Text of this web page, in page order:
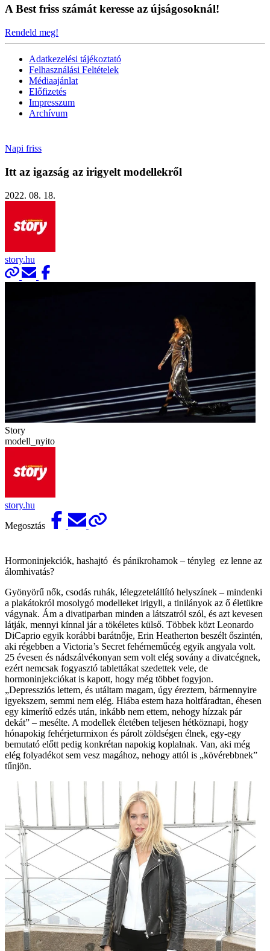
A Best friss számát keresse az újságosoknál!
Rendeld meg!
Adatkezelési tájékoztató
Felhasználási Feltételek
Médiaajánlat
Előfizetés
Impresszum
Archívum
Napi friss
Itt az igazság az irigyelt modellekről
2022. 08. 18.
story.hu
Story
modell_nyito
story.hu
Megosztás
Hormoninjekciók, hashajtó és pánikrohamok – tényleg ez lenne az
álomhivatás?
Gyönyörű nők, csodás ruhák, lélegzetel­állító helyszínek – mindenki
a plakátokról mosolygó modelleket irigyli, a tinilányok az ő életükre
vágynak. Ám a divatiparban minden a látszatról szól, és azt kevesen
látják, mennyi kínnal jár a tökéletes külső. Többek közt Leonardo
DiCaprio egyik korábbi barátnője, Erin Heatherton beszélt őszintén,
aki régebben a Victoria’s Secret fehérne­műcég egyik angyala volt.
25 évesen és nádszálvé­konyan sem volt elég so­vány a divatcégnek,
ezért nemcsak fogyasztó tab­lettákat szedettek vele, de
hormoninjekciókat is kapott, hogy még többet fogy­jon.
„Depressziós lettem, és utáltam magam, úgy éreztem, bármennyire
igyekszem, sem­mi nem elég. Hiába estem haza holtfáradtan, éhesen
egy kime­rítő edzés után, inkább nem et­tem, nehogy hízzak pár
dekát” – mesélte. A modellek életében teljesen hétköznapi, hogy
hóna­pokig fehérjeturmixon és párolt zöldségen élnek, egy-egy
bemu­tató előtt pedig konkrétan na­pokig koplalnak. Van, aki még
elég folyadékot sem vesz magá­hoz, nehogy attól is „kövérebb­nek”
tűnjön.